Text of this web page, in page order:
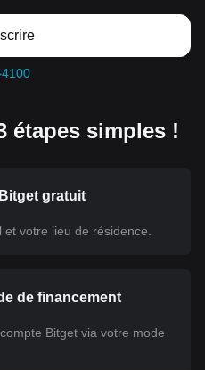
étapes simples !
gratuit
votre lieu de résidence.
de financement
Bitget via votre mode